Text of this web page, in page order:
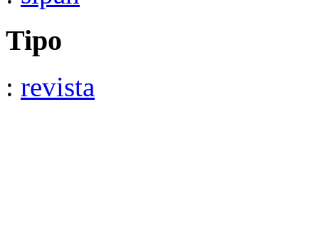
Tipo
: revista